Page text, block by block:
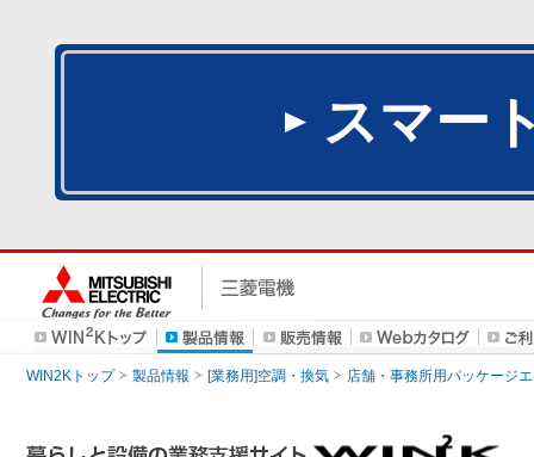
スマー
WIN2Kトップ 製品情報 [業務用]空調・換気 店舗・事務所用パッケージ